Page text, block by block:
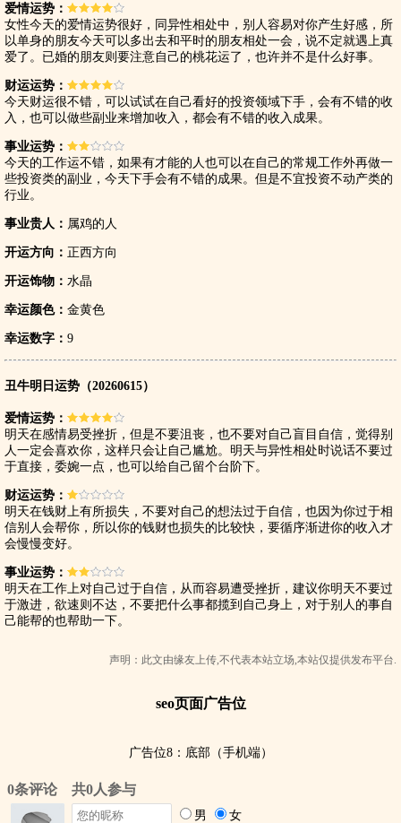
爱情运势：
女性今天的爱情运势很好，同异性相处中，别人容易对你产生好感，所
以单身的朋友今天可以多出去和平时的朋友相处一会，说不定就遇上真
爱了。已婚的朋友则要注意自己的桃花运了，也许并不是什么好事。
财运运势：
今天财运很不错，可以试试在自己看好的投资领域下手，会有不错的收
入，也可以做些副业来增加收入，都会有不错的收入成果。
事业运势：
今天的工作运不错，如果有才能的人也可以在自己的常规工作外再做一
些投资类的副业，今天下手会有不错的成果。但是不宜投资不动产类的
行业。
事业贵人： 属鸡的人
开运方向： 正西方向
开运饰物： 水晶
幸运颜色： 金黄色
幸运数字： 9
丑牛明日运势（20260615）
爱情运势：
明天在感情易受挫折，但是不要沮丧，也不要对自己盲目自信，觉得别
人一定会喜欢你，这样只会让自己尴尬。明天与异性相处时说话不要过
于直接，委婉一点，也可以给自己留个台阶下。
财运运势：
明天在钱财上有所损失，不要对自己的想法过于自信，也因为你过于相
信别人会帮你，所以你的钱财也损失的比较快，要循序渐进你的收入才
会慢慢变好。
事业运势：
明天在工作上对自己过于自信，从而容易遭受挫折，建议你明天不要过
于激进，欲速则不达，不要把什么事都揽到自己身上，对于别人的事自
己能帮的也帮助一下。
声明：此文由缘友上传,不代表本站立场,本站仅提供发布平台.
seo页面广告位
广告位8：底部（手机端）